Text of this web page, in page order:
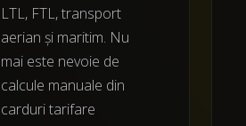
LTL, FTL, transport
aerian și maritim. Nu
mai este nevoie de
calcule manuale din
carduri tarifare